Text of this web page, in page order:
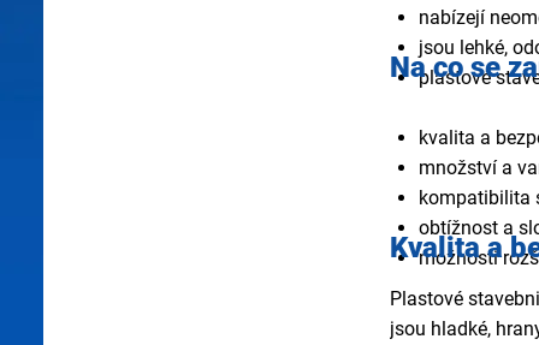
nabízejí
jsou lehké,
plastové
Na co se
kvalita a
množství a
kompatibilita
obtížnost a
možnosti
Kvalita a
Plastové
jsou hladké,